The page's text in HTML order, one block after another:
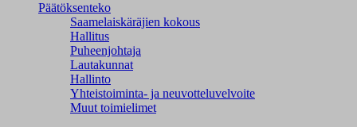
Päätöksenteko
Saamelaiskäräjien kokous
Hallitus
Puheenjohtaja
Lautakunnat
Hallinto
Yhteistoiminta- ja neuvotteluvelvoite
Muut toimielimet